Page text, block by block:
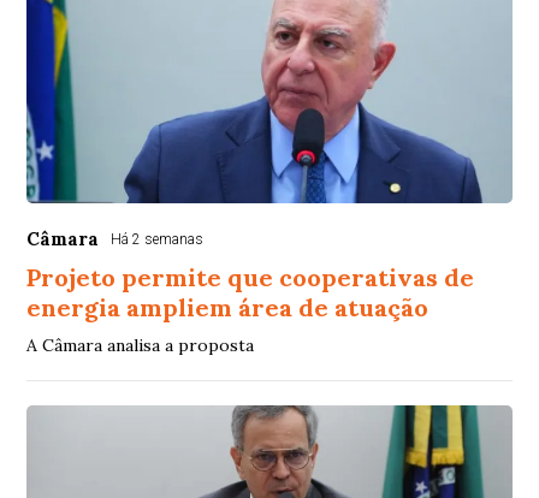
Câmara Há 2 semanas
Projeto permite que cooperativas de
energia ampliem área de atuação
A Câmara analisa a proposta